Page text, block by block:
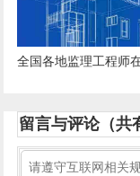
全国各地监理工程师
留言与评论（共